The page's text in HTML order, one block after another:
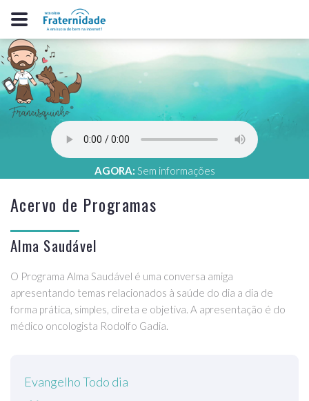
AGORA: Sem informações
Acervo de Programas
Alma Saudável
O Programa Alma Saudável é uma conversa amiga
apresentando temas relacionados à saúde do dia a dia de
forma prática, simples, direta e objetiva. A apresentação é do
médico oncologista Rodolfo Gadia.
Evangelho Todo dia